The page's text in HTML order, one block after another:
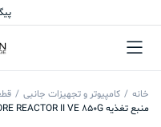
خانه کامپیوتر و تجهیزات جانبی
منبع تغذیه XPG CORE REACTOR II VE 850G